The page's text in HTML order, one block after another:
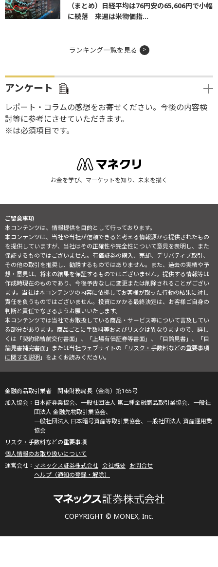
（まとめ）日経平均は76円安の65,606円で小幅
に続落 来週は米物価指...
ランキング一覧を見る
アンケート
レポート・コラムの感想をお寄せください。今後の内容検
討等に参考にさせていただきます。
※は必須項目です。
お金を学び、マーケットを知り、未来を描く
ご留意事項
本コンテンツは、情報提供を目的として行っております。
本コンテンツは、当社や当社が信頼できると考える情報源から提供されたもの
を提供していますが、当社はその正確性や完全性について意見を表明し、また
保証するものではございません。有価証券の購入、売却、デリバティブ取引、
その他の取引を推奨し、勧誘するものではありません。また、過去の実績や予
想・意見は、将来の結果を保証するものではございません。提供する情報等は
作成時現在のものであり、今後予告なしに変更または削除されることがござい
ます。当社は本コンテンツの内容に依拠してお客様が取った行動の結果に対し
責任を負うものではございません。投資にかかる最終決定は、お客様ご自身の
判断と責任でなさるようお願いいたします。
本コンテンツでは当社でお取扱している商品・サービス等について言及してい
る部分があります。商品ごとに手数料等およびリスクは異なりますので、詳し
くは「契約締結前交付書面」、「上場有価証券等書面」、「目論見書」、「目
論見書補完書面」または当社ウェブサイトの「リスク・手数料などの重要事項
に関する説明」をよくお読みください。
COPYRIGHT © MONEX, Inc.
金融商品取引業者 関東財務局長（金商）第165号
日本証券業協会、一般社団法人 第二種金融商品取引業協会、一般社
団法人 金融先物取引業協会、
一般社団法人 日本暗号資産等取引業協会、一般社団法人 資産運用業
協会
リスク・手数料などの重要事項
個人情報のお取り扱いについて
マネックス証券株式会社 会社概要 お問合せ
ヘルプ（通知の登録・解除）